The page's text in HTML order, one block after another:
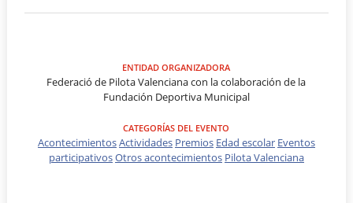
ENTIDAD ORGANIZADORA
Federació de Pilota Valenciana con la colaboración de la
Fundación Deportiva Municipal
CATEGORÍAS DEL EVENTO
AcontecimientosActividades Premios Edad escolar Eventos
participativosOtros acontecimientos Pilota Valenciana